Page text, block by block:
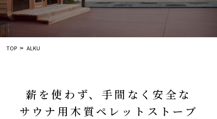
TOP ALKU
薪を使わず、手間なく安全な
サウナ用 木質ペレットストーブ